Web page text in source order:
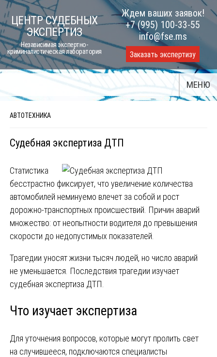
Skip
to
content
ЦЕНТР СУДЕБНЫХ
ЭКСПЕРТИЗ
Независимая экспертно-
криминалистическая лаборатория
Ждем ваших заявок!
+7 (995) 100-33-55
info@fse.ms
Заказать экспертизу
МЕНЮ
АВТОТЕХНИКА
Судебная экспертиза ДТП
Статистика
бесстрастно фиксирует, что увеличение количества
автомобилей неминуемо влечет за собой и рост
дорожно-транспортных происшествий. Причин аварий
множество: от неопытности водителя до превышения
скорости до недопустимых показателей.
Трагедии уносят жизни тысяч людей, но число аварий
не уменьшается. Последствия трагедии изучает
судебная экспертиза ДТП.
Что изучает экспертиза
Для уточнения вопросов, которые могут пролить свет
на случившееся, подключаются специалисты